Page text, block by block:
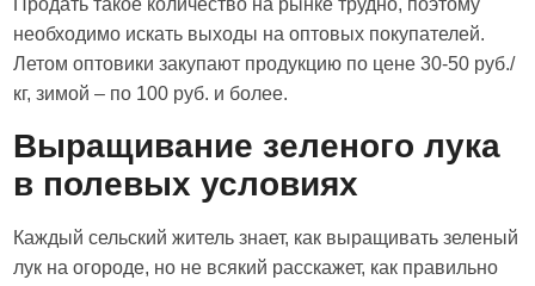
Продать такое количество на рынке трудно, поэтому
необходимо искать выходы на оптовых покупателей.
Летом оптовики закупают продукцию по цене 30-50 руб./
кг, зимой – по 100 руб. и более.
Выращивание зеленого лука
в полевых условиях
Каждый сельский житель знает, как выращивать зеленый
лук на огороде, но не всякий расскажет, как правильно